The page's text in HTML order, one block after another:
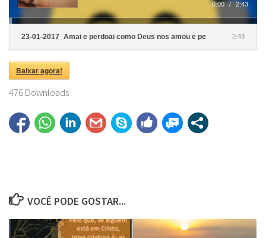
0:00 / 2:43
23-01-2017_Amai e perdoai como Deus nos amou e pe 2:43
Baixar agora!
476Downloads
VOCÊ PODE GOSTAR...